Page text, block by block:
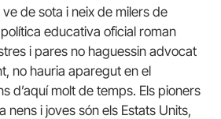
de sota i neix de milers de
educativa oficial roman
i pares no haguessin advocat
no hauria aparegut en el
d’aquí molt de temps. Els pioners
nens i joves són els Estats Units,